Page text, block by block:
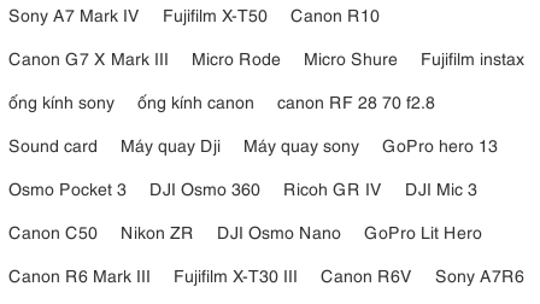
Sony A7 Mark IV
Fujifilm X-T50
Canon R10
Canon G7 X Mark III
Micro Rode Micro Shure
Fujifilm instax
ống kính sony
ống kính canon
canon RF 28 70 f2.8
Sound card
Máy quay Dji Máy quay sony
GoPro hero 13
Osmo Pocket 3
DJI Osmo 360 Ricoh GR IV
DJI Mic 3
Canon C50
Nikon ZR DJI Osmo Nano
GoPro Lit Hero
Canon R6 Mark III
Fujifilm X-T30 III Canon R6V
Sony A7R6